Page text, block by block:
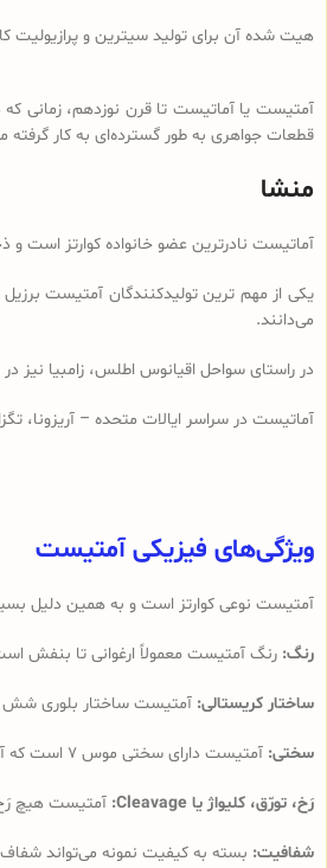
هیت شده آن برای تولید سیترین و پرازیولیت
آمتیست یا آماتیست تا قرن نوزدهم، زمانی که
قطعات جواهری به طور گسترده‌ای به کار
منشا
آماتیست نادرترین عضو خانواده کوارتز است و
یکی از مهم ترین تولیدکنندگان آمتیست
می‌دانند.
در راستای سواحل اقیانوس اطلس، زامبیا نیز
آماتیست در سراسر ایالات متحده – آریزونا،
ویژگی‌های فیزیکی آمتیست
آمتیست نوعی کوارتز است و به همین دلیل
رنگ: رنگ آمتیست معمولاً ارغوانی تا بنفش
ساختار کریستالی: آمتیست ساختار بلوری شش
سختی: آمتیست دارای سختی موس 7 است که آن را نسبتاً سخت و بادوام می‌کند. این بدان معنی است که در برابر خراشیدگی مقاوم است و می‌تواند در برابر سایش و شکستگی متوسط مقاومت کند.
رَخ، تورّق، کلیواژ یا Cleavage: آمتیست هیچ
شفافیت: بسته به کیفیت نمونه می‌تواند